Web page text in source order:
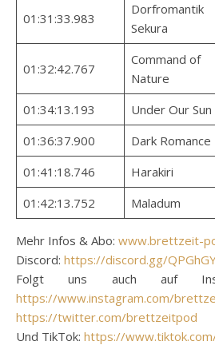
01:31:33.983
Dorfromantik
Sekura
01:32:42.767
Command of
Nature
01:34:13.193 Under Our Sun
01:36:37.900
Dark Romance
01:41:18.746
Harakiri
01:42:13.752
Maladum
Mehr Infos & Abo: www.brettzeit-
Discord: https://discord.gg/
Folgt uns auch auf
https://www.instagram.com/
https://twitter.com/brettzeitpod
Und TikTok: https://